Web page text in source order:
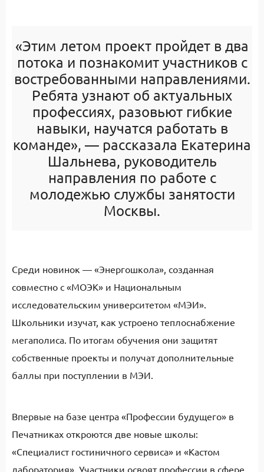
«Этим летом проект пройдет в два
потока и познакомит участников с
востребованными направлениями.
Ребята узнают об актуальных
профессиях, разовьют гибкие
навыки, научатся работать в
команде», — рассказала Екатерина
Шальнева, руководитель
направления по работе с
молодежью службы занятости
Москвы.
Среди новинок — «Энергошкола», созданная
совместно с «МОЭК» и Национальным
исследовательским университетом «МЭИ».
Школьники изучат, как устроено теплоснабжение
мегаполиса. По итогам обучения они защитят
собственные проекты и получат дополнительные
баллы при поступлении в МЭИ.
Впервые на базе центра «Профессии будущего» в
Печатниках откроются две новые школы:
«Специалист гостиничного сервиса» и «Кастом
лаборатория». Участники освоят профессии в сфере